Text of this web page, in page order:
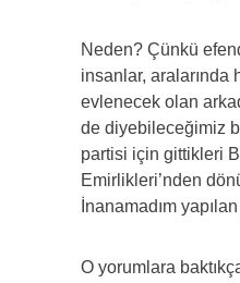
Neden? Çünkü
insanlar, aralarında
evlenecek olan
de diyebileceğimiz
partisi için gittikleri
Emirlikleri’nden
İnanamadım
O yorumlara